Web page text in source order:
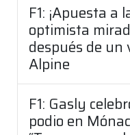
F1: ¡Apuesta a
optimista
después de
Alpine
F1: Gasly
podio en